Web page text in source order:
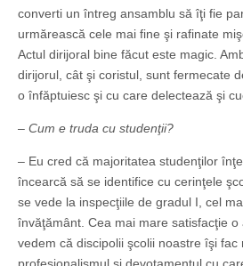
converti un întreg ansamblu să îţi fie
urmărească cele mai fine şi rafinate
Actul dirijoral bine făcut este magic.
dirijorul, cât şi coristul, sunt fermecate
o înfăptuiesc şi cu care delectează şi
– Cum e truda cu studenţii?
– Eu cred că majoritatea studenţilor
încearcă să se identifice cu cerinţele
se vede la inspecţiile de gradul I, cel
învăţământ. Cea mai mare satisfacţie o
vedem că discipolii şcolii noastre îşi fac